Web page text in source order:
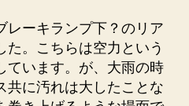
レーキランプ下？のリア
た。こちらは空力という
ています。が、大雨の時
共に汚れは大したことな